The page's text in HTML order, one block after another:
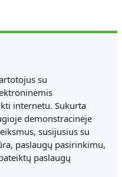
su
internetu. Sukurta
demonstracinėje
susijusius su
paslaugų pasirinkimu,
paslaugų